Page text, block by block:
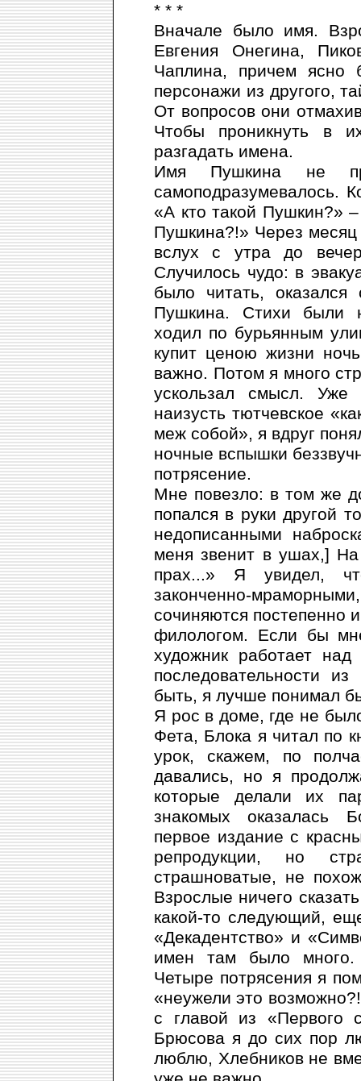
* * *
Вначале было имя.
Евгения Онегина,
Чаплина, причем
персонажи из другого,
От вопросов они
Чтобы проникнуть в
разгадать имена.
Имя Пушкина не
самоподразумевалось.
«А кто такой Пушкин?»
Пушкина?!» Через месяц
вслух с утра до
Случилось чудо: в
было читать, оказался
Пушкина. Стихи были
ходил по бурьянным
купит ценою жизни
важно. Потом я много
ускользал смысл. Уже
наизусть тютчевское
меж собой», я вдруг
ночные вспышки
потрясение.
Мне повезло: в том же
попался в руки другой
недописанными
меня звенит в ушах,]
прах...» Я увидел,
законченно-
сочиняются постепенно
филологом. Если бы
художник работает
последовательности
быть, я лучше понимал
Я рос в доме, где не
Фета, Блока я читал по
урок, скажем, по
давались, но я
которые делали их
знакомых оказалась
первое издание с
репродукции, но
страшноватые, не
Взрослые ничего
какой-то следующий,
«Декадентство» и
имен там было много.
Четыре потрясения я
«неужели это
с главой из «Первого
Брюсова я до сих пор
люблю, Хлебников не